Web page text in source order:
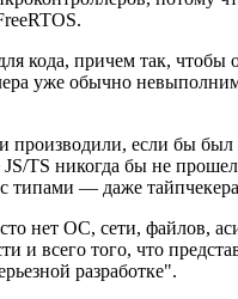
кода, причем так, чтобы
уже обычно
производили, если бы был
JS/TS никогда бы не
типами — даже
нет ОС, сети, файлов,
и всего того, что
разработке".